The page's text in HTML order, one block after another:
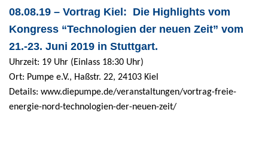
08.08.19 – Vortrag Kiel: Die Highlights vom
Kongress “Technologien der neuen Zeit” vom
21.-23. Juni 2019 in Stuttgart.
Uhrzeit: 19 Uhr (Einlass 18:30 Uhr)
Ort: Pumpe e.V., Haßstr. 22, 24103 Kiel
Details: www.diepumpe.de/veranstaltungen/vortrag-freie-
energie-nord-technologien-der-neuen-zeit/